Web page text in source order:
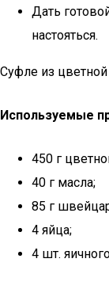
Дать
настояться.
Суфле из
Используемые
450 г
40 г масла;
85 г
4 яйца;
4 шт.